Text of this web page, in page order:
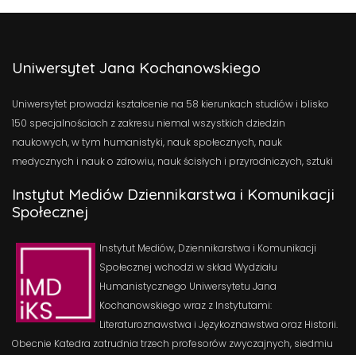
Uniwersytet Jana Kochanowskiego
Uniwersytet prowadzi kształcenie na 58 kierunkach studiów i blisko
150 specjalnościach z zakresu niemal wszystkich dziedzin
naukowych, w tym humanistyki, nauk społecznych, nauk
medycznych i nauk o zdrowiu, nauk ścisłych i przyrodniczych, sztuki
Instytut Mediów Dziennikarstwa i Komunikacji
Społecznej
Instytut Mediów, Dziennikarstwa i Komunikacji
Społecznej wchodzi w skład Wydziału
Humanistycznego Uniwersytetu Jana
Kochanowskiego wraz z Instytutami:
Literaturoznawstwa i Językoznawstwa oraz Historii.
Obecnie Katedra zatrudnia trzech profesorów zwyczajnych, siedmiu